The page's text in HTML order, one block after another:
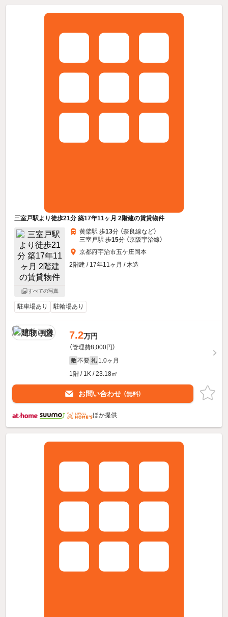
三室戸駅より徒歩21分 築17年11ヶ月 2階建の賃貸物件
すべての写真
黄檗駅 歩13分 （奈良線など）
三室戸駅 歩15分 （京阪宇治線）
京都府宇治市五ケ庄岡本
2階建 / 17年11ヶ月 / 木造
駐車場あり 駐輪場あり
7.2万円
（管理費8,000円）
敷 不要 礼 1.0ヶ月
1階 / 1K / 23.18㎡
お問い合わせ （無料）
ほか提供